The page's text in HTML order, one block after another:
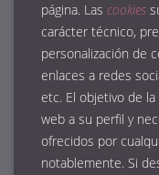
página. Las cookies
carácter técnico,
personalización de
enlaces a redes
etc. El objetivo de la
web a su perfil y
ofrecidos por
notablemente. Si